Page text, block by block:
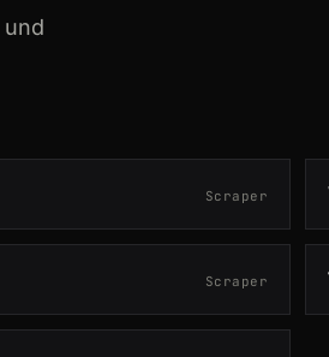
Scraper
Scraper